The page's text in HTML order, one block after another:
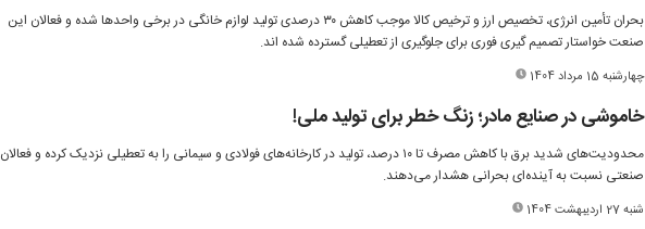
بحران تأمین انرژی، تخصیص ارز و ترخیص کالا موجب کاهش ۳۰ درصدی تولید لوازم خانگی در برخی واحدها شده و فعالان این
صنعت خواستار تصمیم گیری فوری برای جلوگیری از تعطیلی گسترده شده اند.
چهارشنبه 15 مرداد 1404
خاموشی در صنایع مادر؛ زنگ خطر برای تولید ملی!
محدودیت‌های شدید برق با کاهش مصرف تا ۱۰ درصد، تولید در کارخانه‌های فولادی و سیمانی را به تعطیلی نزدیک کرده و فعالان
صنعتی نسبت به آینده‌ای بحرانی هشدار می‌دهند.
شنبه 27 اردیبهشت 1404